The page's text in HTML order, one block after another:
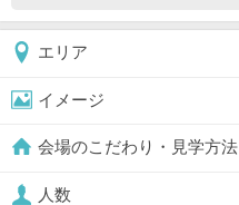
エリア
イメージ
会場のこだわり・見学方法
人数